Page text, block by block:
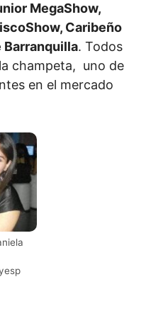
MegaShow,
Caribeño
Barranquilla. Todos
champeta, uno de
en el mercado